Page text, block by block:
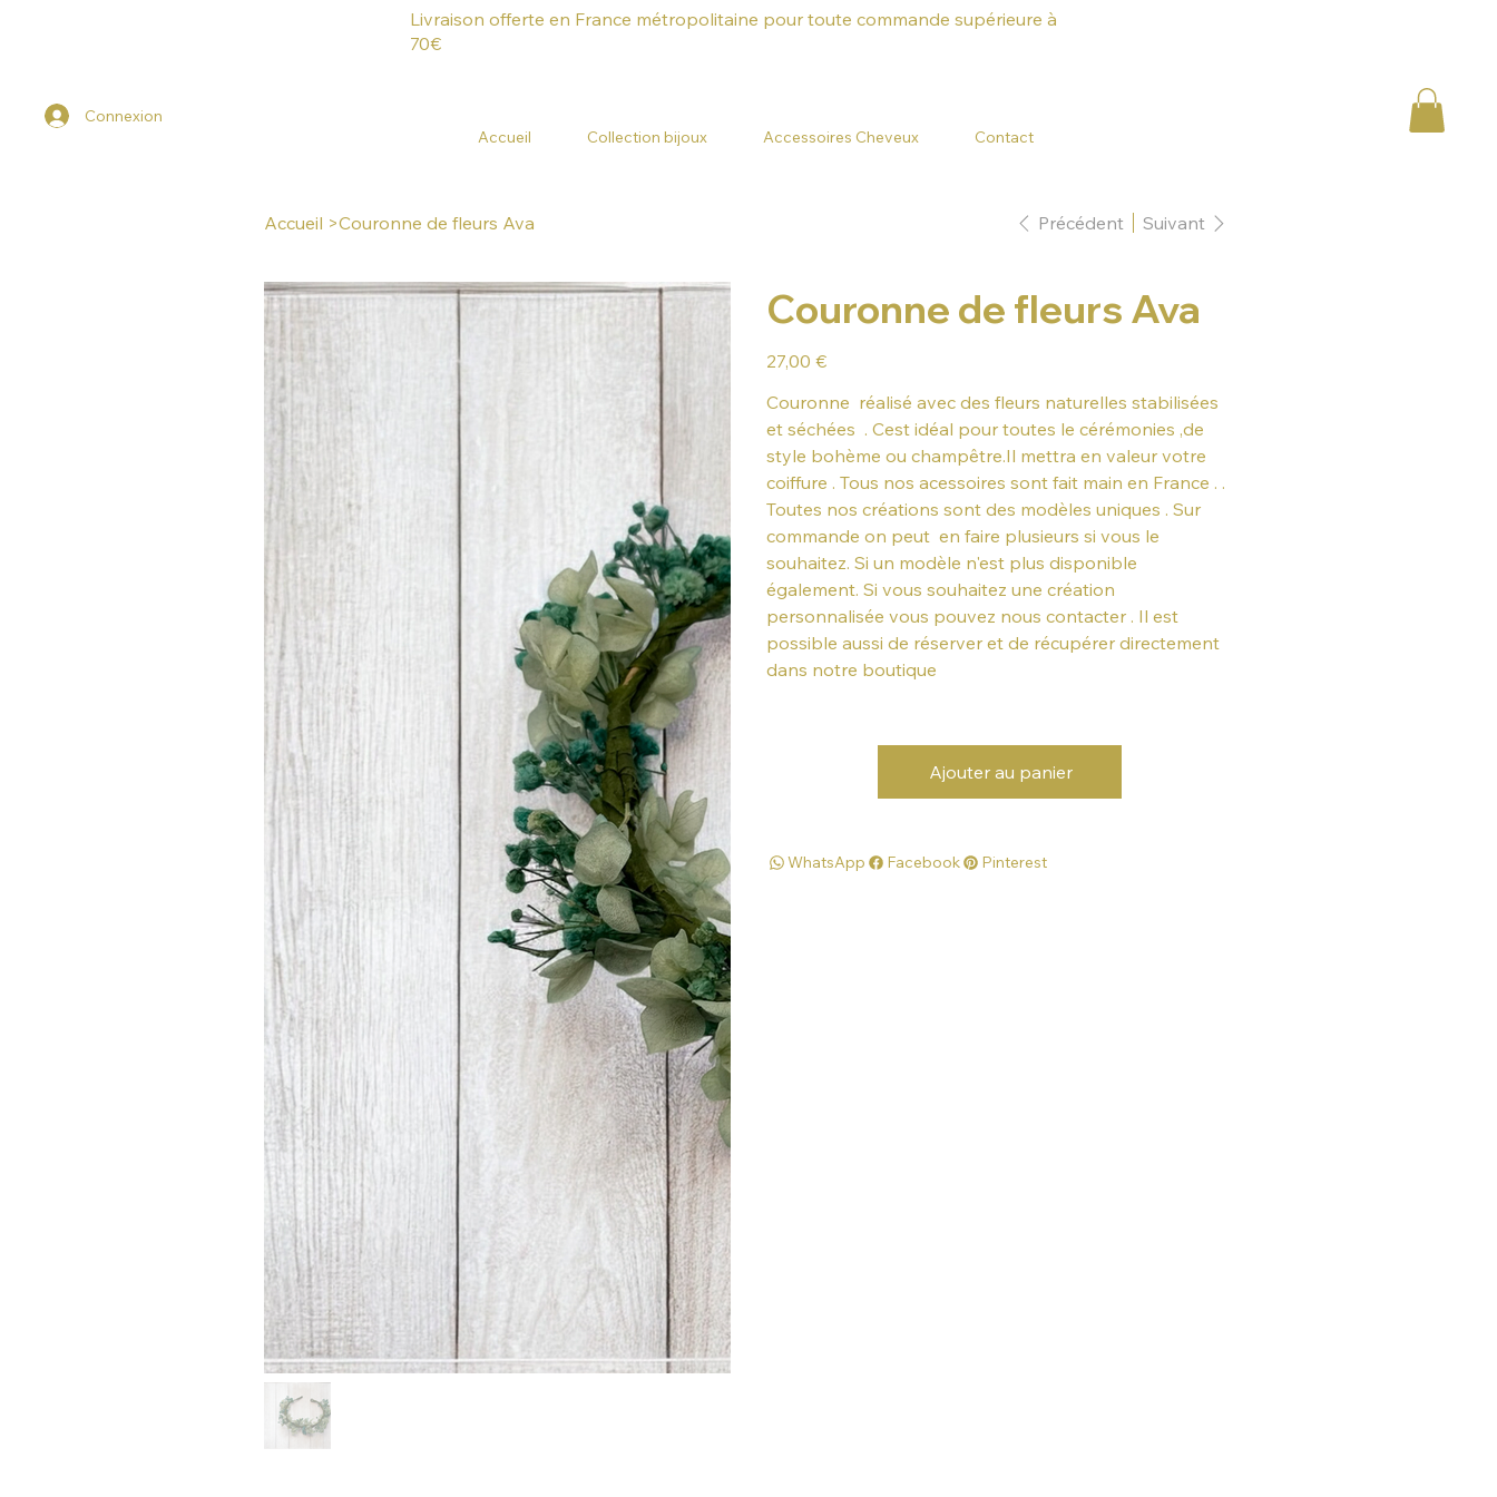
Livraison offerte en France métropolitaine pour toute commande supérieure à
70€
Connexion
Accueil
Collection bijoux Accessoires Cheveux Contact
Accueil >Couronne de fleurs Ava Précédent Suivant
Couronne de fleurs Ava
Prix
27,00 €
Couronne réalisé avec des fleurs naturelles stabilisées
et séchées . Cest idéal pour toutes le cérémonies ,de
style bohème ou champêtre.Il mettra en valeur votre
coiffure . Tous nos acessoires sont fait main en France . .
Toutes nos créations sont des modèles uniques . Sur
commande on peut en faire plusieurs si vous le
souhaitez. Si un modèle n'est plus disponible
également. Si vous souhaitez une création
personnalisée vous pouvez nous contacter . Il est
possible aussi de réserver et de récupérer directement
dans notre boutique
Ajouter au panier
Facebook
WhatsApp Pinterest